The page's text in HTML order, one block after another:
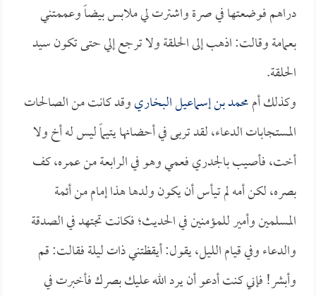
دراهم فوضعتها في صرة واشترت لي ملابس بيضاً وعممتني
بعمامة وقالت: اذهب إلى الحلقة ولا ترجع إلي حتى تكون سيد
الحلقة.
وكذلك أممحمد بن إسماعيل البخاريوقد كانت من الصالحات
المستجابات الدعاء، لقد تربى في أحضانها يتيماً ليس له أخ ولا
أخت، فأصيب بالجدري فعمي وهو في الرابعة من عمره، كف
بصره، لكن أمه لم تيأس أن يكون ولدها هذا إمام من أئمة
المسلمين وأمير للمؤمنين في الحديث؛ فكانت تجتهد في الصدقة
والدعاء وفي قيام الليل، يقول: أيقظتني ذات ليلة فقالت: قم
وأبشر! فإني كنت أدعو أن يرد الله عليك بصرك فأخبرت في